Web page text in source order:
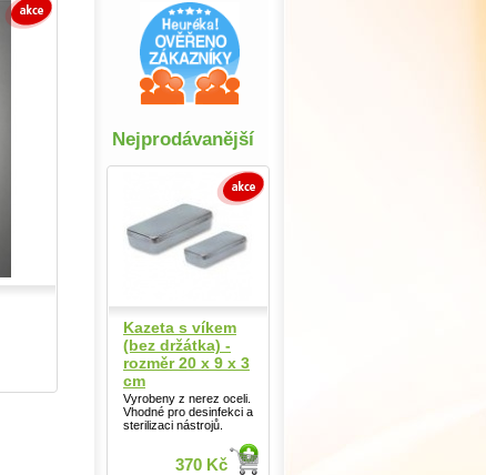
Nejprodávanější
Kazeta s víkem
(bez držátka) -
rozměr 20 x 9 x 3
cm
Vyrobeny z nerez oceli.
Vhodné pro desinfekci a
sterilizaci nástrojů.
370 Kč